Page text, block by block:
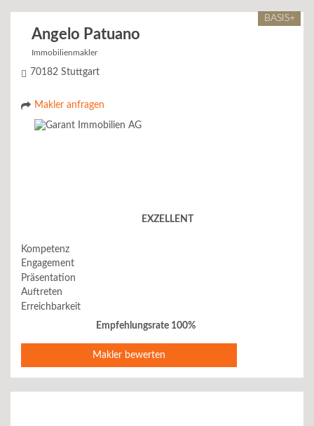
Angelo Patuano
BASIS+
Immobilienmakler
70182 Stuttgart
Makler anfragen
EXZELLENT
Kompetenz
Engagement
Präsentation
Auftreten
Erreichbarkeit
Empfehlungsrate 100%
Makler bewerten